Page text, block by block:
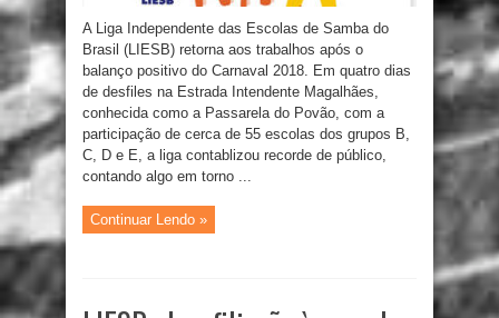
A Liga Independente das Escolas de Samba do
Brasil (LIESB) retorna aos trabalhos após o
balanço positivo do Carnaval 2018. Em quatro dias
de desfiles na Estrada Intendente Magalhães,
conhecida como a Passarela do Povão, com a
participação de cerca de 55 escolas dos grupos B,
C, D e E, a liga contablizou recorde de público,
contando algo em torno ...
Continuar Lendo »